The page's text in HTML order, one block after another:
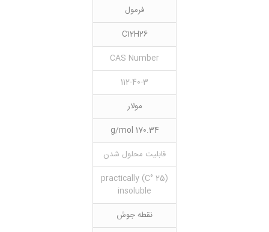
فرمول
C12H26
CAS Number
112-40-3
مولار
170.34 g/mol
قابلیت محلول شدن
(25 °C) practically
insoluble
نقطه جوش